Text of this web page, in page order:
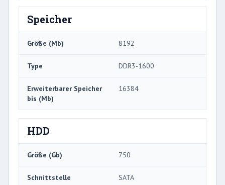
Speicher
Größe (Mb) 8192
Type DDR3-1600
Erweiterbarer Speicher
bis (Mb)
16384
HDD
Größe (Gb) 750
Schnittstelle SATA